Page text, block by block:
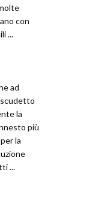
con
...
ad
la
più
la
...